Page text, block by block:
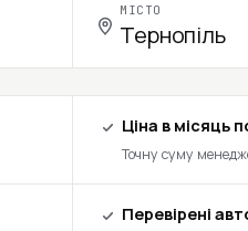
МІСТО
Тернопіль
Ціна в місяць
Точну суму
Перевірені